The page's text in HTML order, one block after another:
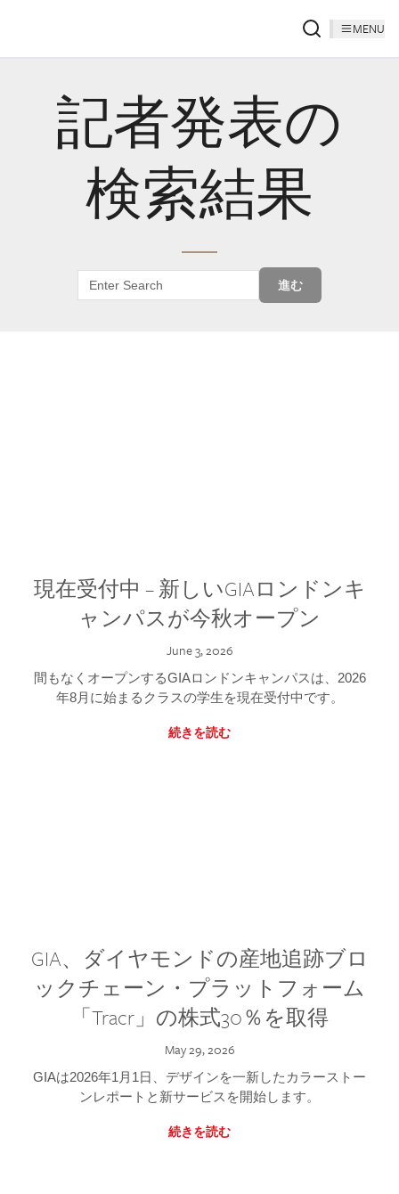
MENU
記者発表の
検索結果
進む
現在受付中 – 新しいGIAロンドンキ
ャンパスが今秋オープン
June 3, 2026
間もなくオープンするGIAロンドンキャンパスは、2026
年8月に始まるクラスの学生を現在受付中です。
続きを読む
GIA、ダイヤモンドの産地追跡ブロ
ックチェーン・プラットフォーム
「Tracr」の株式30％を取得
May 29, 2026
GIAは2026年1月1日、デザインを一新したカラーストー
ンレポートと新サービスを開始します。
続きを読む